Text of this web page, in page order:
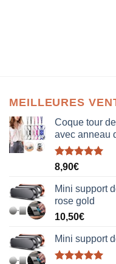
MEILLEURES
Coque tour
avec anneau
Note5.00
8,90€
Mini support
rose gold
10,50€
Mini support